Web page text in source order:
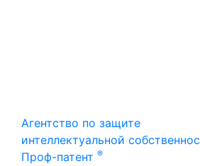
Агентство по защите
интеллектуальной
Проф-патент ®